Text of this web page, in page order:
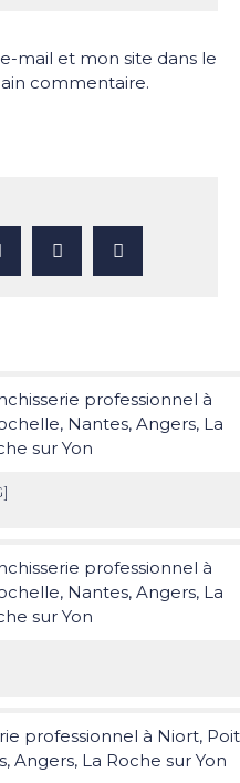
mail et mon site dans le
commentaire.